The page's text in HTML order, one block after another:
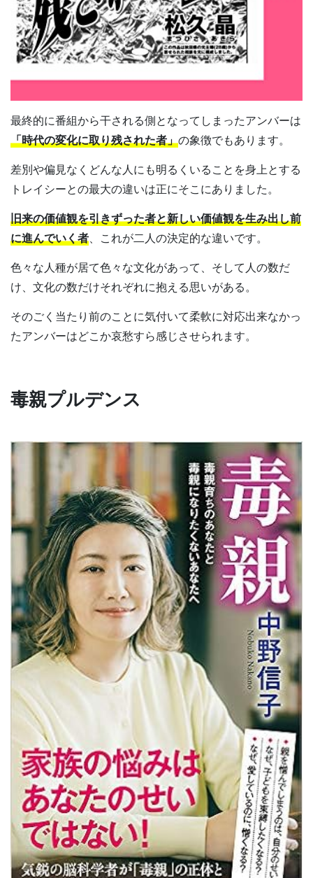
最終的に番組から干される側となってしまったアンバーは
「時代の変化に取り残された者」の象徴でもあります。
差別や偏見なくどんな人にも明るくいることを身上とする
トレイシーとの最大の違いは正にそこにありました。
旧来の価値観を引きずった者と新しい価値観を生み出し前
に進んでいく者、これが二人の決定的な違いです。
色々な人種が居て色々な文化があって、そして人の数だ
け、文化の数だけそれぞれに抱える思いがある。
そのごく当たり前のことに気付いて柔軟に対応出来なかっ
たアンバーはどこか哀愁すら感じさせられます。
毒親プルデンス